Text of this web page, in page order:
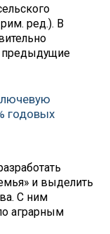
ред.). В
предыдущие
годовых
и выделить
С ним
аграрным